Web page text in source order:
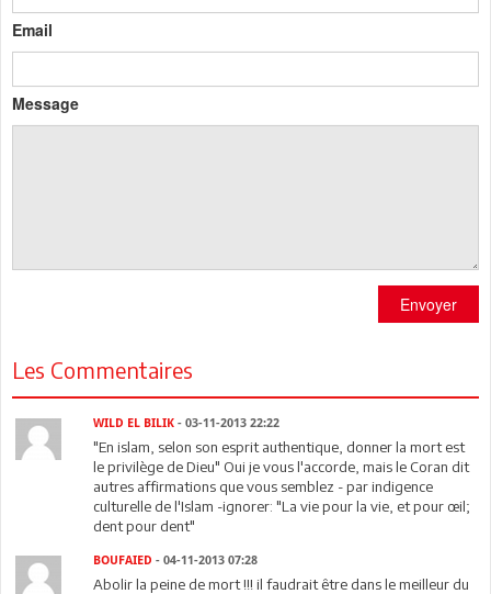
Email
Message
Envoyer
Les Commentaires
WILD EL BILIK - 03-11-2013 22:22
"En islam, selon son esprit authentique, donner la mort est
le privilège de Dieu" Oui je vous l'accorde, mais le Coran dit
autres affirmations que vous semblez - par indigence
culturelle de l'Islam -ignorer: "La vie pour la vie, et pour œil;
dent pour dent"
BOUFAIED- 04-11-2013 07:28
Abolir la peine de mort !!! il faudrait être dans le meilleur du